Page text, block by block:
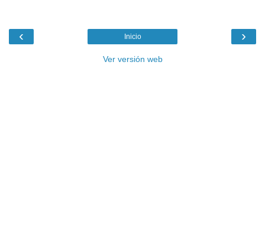
‹ ›
Inicio
Ver versión web